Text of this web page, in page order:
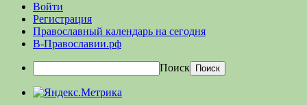
Войти
Регистрация
Православный календарь на сегодня
В-Православии.рф
Поиск